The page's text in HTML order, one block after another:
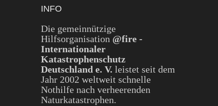
INFO
Die gemeinnützige
Hilfsorganisation @fire -
Internationaler
Katastrophenschutz
Deutschland e. V. leistet seit dem
Jahr 2002 weltweit schnelle
Nothilfe nach verheerenden
Naturkatastrophen.